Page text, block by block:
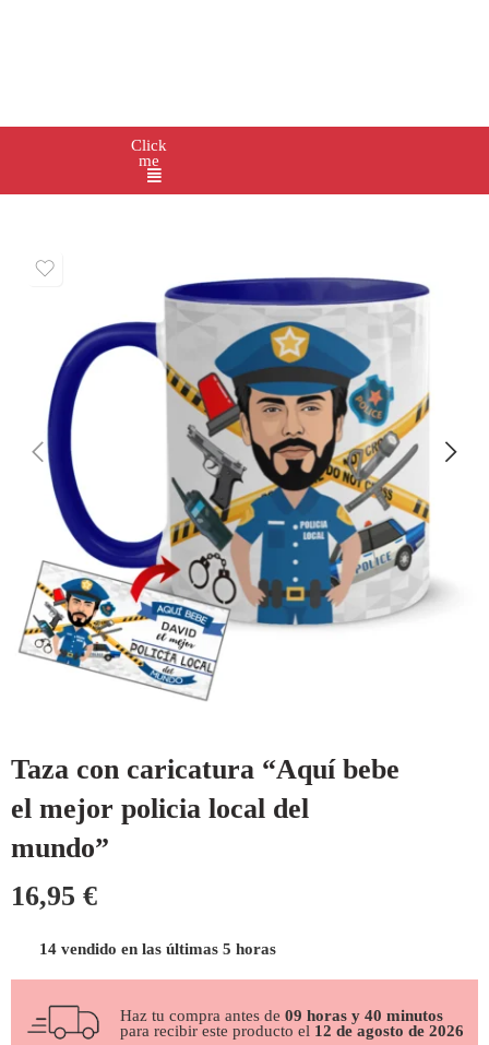
Click
me
Taza con caricatura “Aquí bebe
el mejor policia local del
mundo”
16,95 €
14 vendido en las últimas 5 horas
Haz tu compra antes de 09 horas y 40 minutos
para recibir este producto el 12 de agosto de 2026